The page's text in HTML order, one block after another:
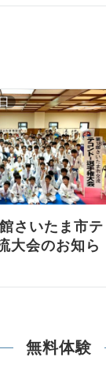
さいたま市テ
大会のお知ら
無料体験